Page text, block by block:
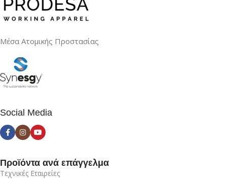
Μέσα Ατομικής Προστασίας
Social Media
Προϊόντα ανά επάγγελμα
Τεχνικές Εταιρείες